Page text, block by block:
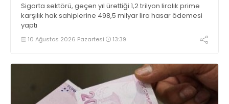
Sigorta sektörü, geçen yıl ürettiği 1,2 trilyon liralık prime
karşılık hak sahiplerine 498,5 milyar lira hasar ödemesi
yaptı
10 Ağustos 2026 Pazartesi 13:39